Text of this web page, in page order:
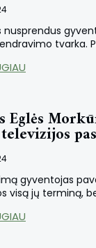
nusprendus
tvarka.
Eglės
gyventojas
visą jų terminą,